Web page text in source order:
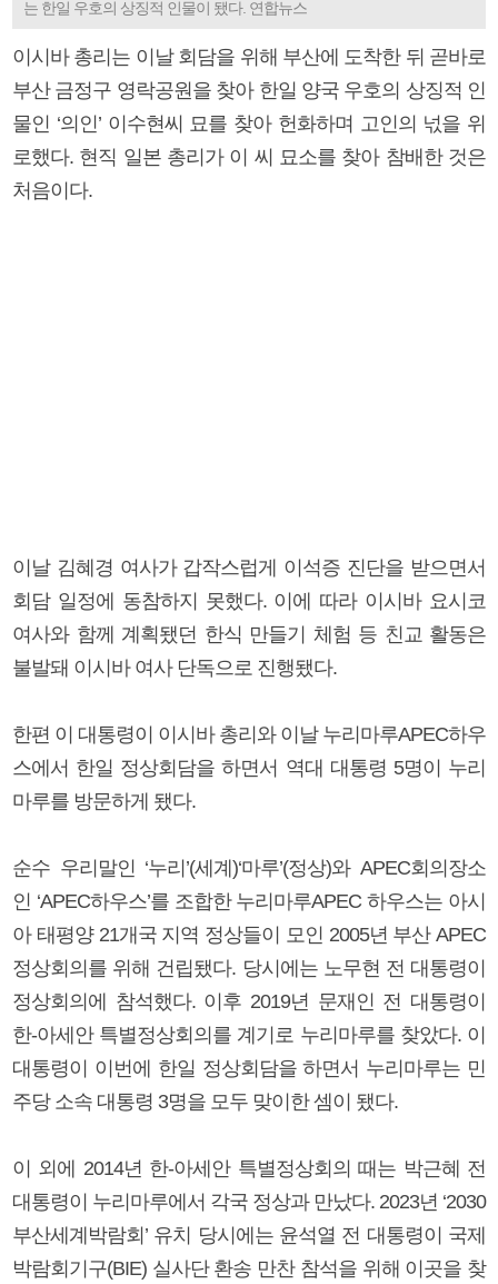
는 한일 우호의 상징적 인물이 됐다. 연합뉴스
이시바 총리는 이날 회담을 위해 부산에 도착한 뒤 곧바로
부산 금정구 영락공원을 찾아 한일 양국 우호의 상징적 인
물인 ‘의인’ 이수현씨 묘를 찾아 헌화하며 고인의 넋을 위
로했다. 현직 일본 총리가 이 씨 묘소를 찾아 참배한 것은
처음이다.
이날 김혜경 여사가 갑작스럽게 이석증 진단을 받으면서
회담 일정에 동참하지 못했다. 이에 따라 이시바 요시코
여사와 함께 계획됐던 한식 만들기 체험 등 친교 활동은
불발돼 이시바 여사 단독으로 진행됐다.
한편 이 대통령이 이시바 총리와 이날 누리마루APEC하우
스에서 한일 정상회담을 하면서 역대 대통령 5명이 누리
마루를 방문하게 됐다.
순수 우리말인 ‘누리’(세계)‘마루’(정상)와 APEC회의장소
인 ‘APEC하우스’를 조합한 누리마루APEC 하우스는 아시
아 태평양 21개국 지역 정상들이 모인 2005년 부산 APEC
정상회의를 위해 건립됐다. 당시에는 노무현 전 대통령이
정상회의에 참석했다. 이후 2019년 문재인 전 대통령이
한-아세안 특별정상회의를 계기로 누리마루를 찾았다. 이
대통령이 이번에 한일 정상회담을 하면서 누리마루는 민
주당 소속 대통령 3명을 모두 맞이한 셈이 됐다.
이 외에 2014년 한-아세안 특별정상회의 때는 박근혜 전
대통령이 누리마루에서 각국 정상과 만났다. 2023년 ‘2030
부산세계박람회’ 유치 당시에는 윤석열 전 대통령이 국제
박람회기구(BIE) 실사단 환송 만찬 참석을 위해 이곳을 찾